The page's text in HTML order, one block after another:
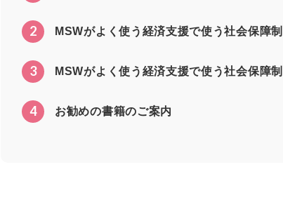
2 MSWがよく使う経済支援で使う社会保障
3 MSWがよく使う経済支援で使う社会保障
4 お勧めの書籍のご案内